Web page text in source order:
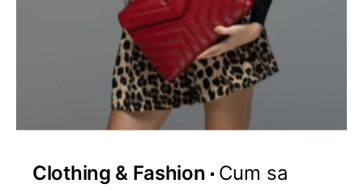
Clothing & Fashion
Cum sa